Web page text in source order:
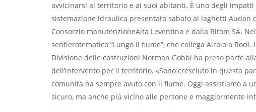
avvicinarsi al territorio e ai suoi abitanti. È uno degli
sistemazione idraulica presentato sabato ai laghetti
Consorzio manutenzioneAlta Leventina e dalla Ritom SA.
sentierotematico “Lungo il fiume”, che collega Airolo a
Divisione delle costruzioni Norman Gobbi ha preso parte
dell’intervento per il territorio. «Sono cresciuto in questa
comunità ha sempre avuto con il fiume. Oggi assistiamo a
sicuro, ma anche più vicino alle persone e maggiormente